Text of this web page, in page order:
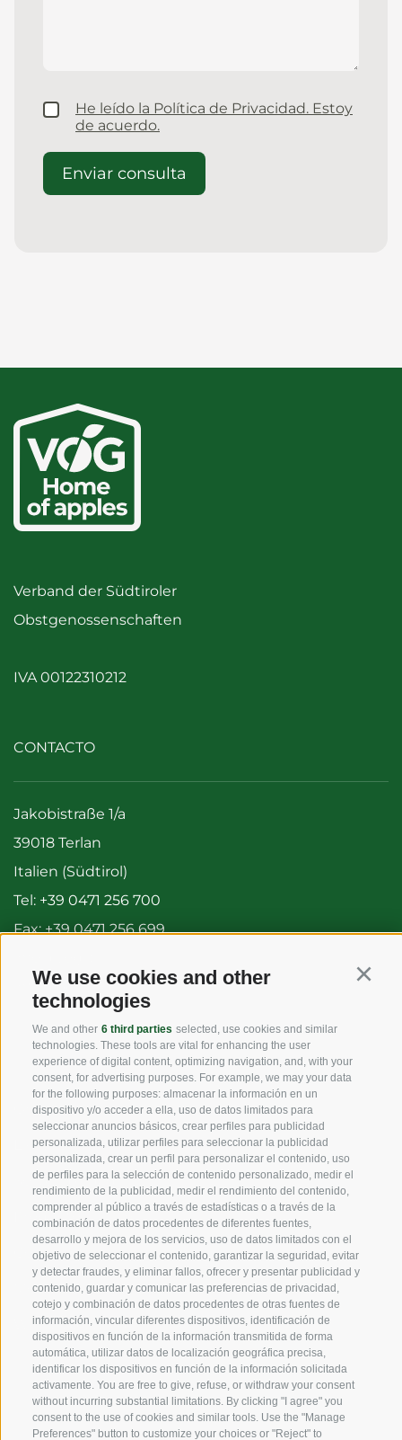
We use cookies and other
technologies
We and other 6 third parties selected, use cookies and similar
technologies. These tools are vital for enhancing the user
experience of digital content, optimizing navigation, and, with your
consent, for advertising purposes. For example, we may your data
for the following purposes: almacenar la información en un
dispositivo y/o acceder a ella, uso de datos limitados para
seleccionar anuncios básicos, crear perfiles para publicidad
personalizada, utilizar perfiles para seleccionar la publicidad
personalizada, crear un perfil para personalizar el contenido, uso
de perfiles para la selección de contenido personalizado, medir el
rendimiento de la publicidad, medir el rendimiento del contenido,
comprender al público a través de estadísticas o a través de la
combinación de datos procedentes de diferentes fuentes,
desarrollo y mejora de los servicios, uso de datos limitados con el
objetivo de seleccionar el contenido, garantizar la seguridad, evitar
y detectar fraudes, y eliminar fallos, ofrecer y presentar publicidad y
contenido, guardar y comunicar las preferencias de privacidad,
cotejo y combinación de datos procedentes de otras fuentes de
información, vincular diferentes dispositivos, identificación de
dispositivos en función de la información transmitida de forma
automática, utilizar datos de localización geográfica precisa,
identificar los dispositivos en función de la información solicitada
activamente. You are free to give, refuse, or withdraw your consent
without incurring substantial limitations. By clicking "I agree" you
consent to the use of cookies and similar tools. Use the "Manage
Preferences" button to customize your choices or "Reject" to
He leído la Política de Privacidad. Estoy
de acuerdo.
Verband der Südtiroler
Obstgenossenschaften
IVA 00122310212
CONTACTO
Jakobistraße 1/a
39018 Terlan
Italien (Südtirol)
Tel: +39 0471 256 700
Fax: +39 0471 256 699
info@pec.vog.it
LINKS
Origen
Experiencia
Sostenibilidad
Productos y Marcas
Código etico
Modelo de organización
Whistleblowing
SOCIAL MEDIA